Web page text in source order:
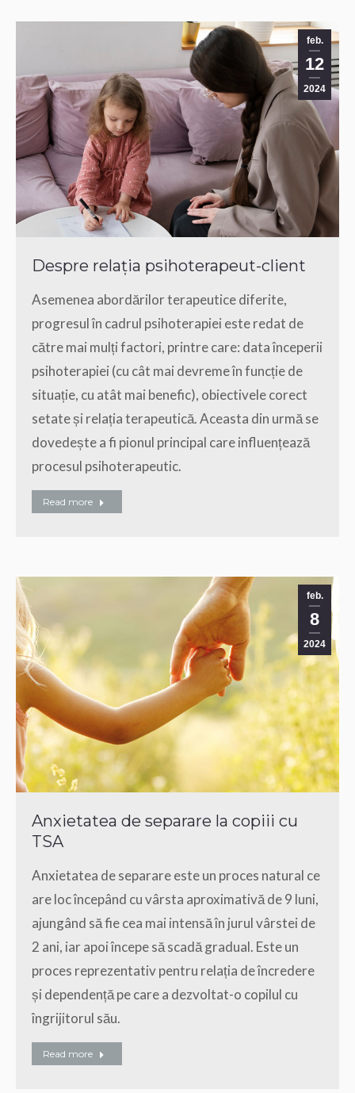
feb.
12
2024
Despre relația psihoterapeut-client
Asemenea abordărilor terapeutice diferite,
progresul în cadrul psihoterapiei este redat de
către mai mulți factori, printre care: data începerii
psihoterapiei (cu cât mai devreme în funcție de
situație, cu atât mai benefic), obiectivele corect
setate și relația terapeutică. Aceasta din urmă se
dovedește a fi pionul principal care influențează
procesul psihoterapeutic.
Read more
feb.
8
2024
Anxietatea de separare la copiii cu
TSA
Anxietatea de separare este un proces natural ce
are loc începând cu vârsta aproximativă de 9 luni,
ajungând să fie cea mai intensă în jurul vârstei de
2 ani, iar apoi începe să scadă gradual. Este un
proces reprezentativ pentru relația de încredere
și dependență pe care a dezvoltat-o copilul cu
îngrijitorul său.
Read more